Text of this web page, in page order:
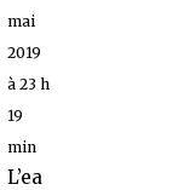
mai
2019
à 23 h
19
min
L’ea